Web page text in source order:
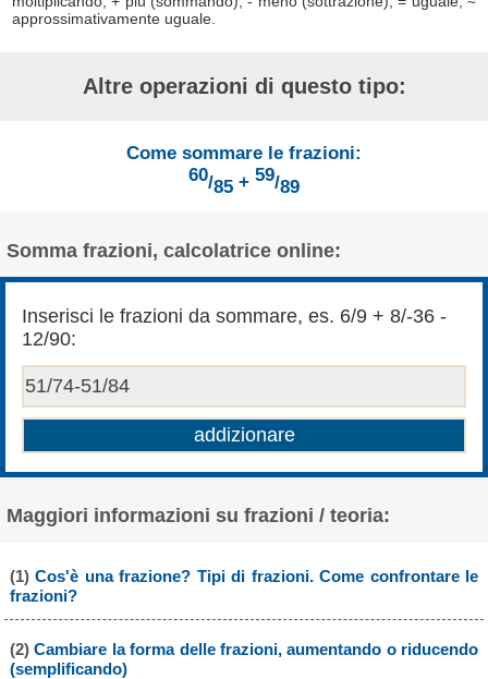
approssimativamente uguale.
Altre operazioni di questo tipo:
Come sommare le frazioni:
60/85 + 59/89
Somma frazioni, calcolatrice online:
Inserisci le frazioni da sommare, es. 6/9 + 8/-36 -
12/90:
Maggiori informazioni su frazioni / teoria:
(1)Cos'è una frazione? Tipi di frazioni. Come confrontare le
frazioni?
(2)Cambiare la forma delle frazioni, aumentando o riducendo
(semplificando)